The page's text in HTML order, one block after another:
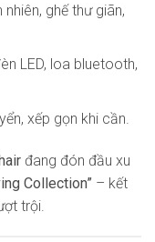
nhiên, ghế thư giãn,
LED, loa bluetooth,
xếp gọn khi cần.
đang đón đầu xu
Collection” – kết
trội.